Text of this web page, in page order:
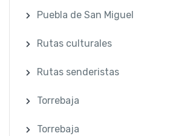
Puebla de San Miguel
Rutas culturales
Rutas senderistas
Torrebaja
Torrebaja